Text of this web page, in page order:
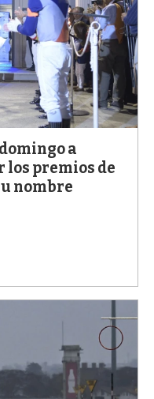
a
los premios de
nombre